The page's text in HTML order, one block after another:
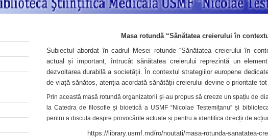
Masa rotundă “Sănătatea creierului în
Subiectul abordat în cadrul Mesei rotunde “Sănătatea creierului în
actual și important, întrucât sănătatea creierului reprezintă un
dezvoltarea durabilă a societății. În contextul strategiilor europene
de viață sănătos, atenția acordată sănătății creierului devine o prioritate
Prin această masă rotundă organizatorii şi-au propus să creeze un spațiu de
la Catedra de filosofie și bioetică a USMF “Nicolae Testemițanu” și
pentru a discuta despre provocările actuale și pentru a identifica direcții de
https://library.usmf.md/ro/noutati/masa-rotunda-sanatatea-